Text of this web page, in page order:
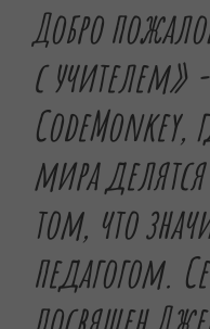
Добро
с учителем»
CodeMonkey,
мира
том, что
педагогом.